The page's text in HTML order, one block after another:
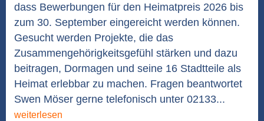
dass Bewerbungen für den Heimatpreis 2026 bis
zum 30. September eingereicht werden können.
Gesucht werden Projekte, die das
Zusammengehörigkeitsgefühl stärken und dazu
beitragen, Dormagen und seine 16 Stadtteile als
Heimat erlebbar zu machen. Fragen beantwortet
Swen Möser gerne telefonisch unter 02133...
weiterlesen